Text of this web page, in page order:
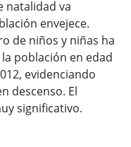
natalidad va
envejece.
de niños y niñas ha
población en edad
evidenciando
descenso. El
significativo.